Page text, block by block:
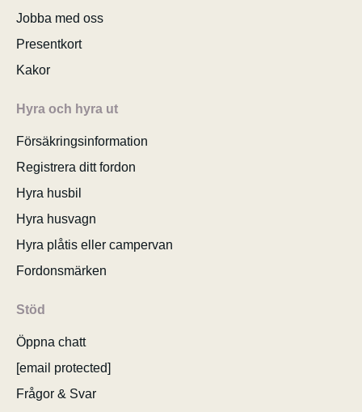
Jobba med oss
Presentkort
Kakor
Hyra och hyra ut
Försäkringsinformation
Registrera ditt fordon
Hyra husbil
Hyra husvagn
Hyra plåtis eller campervan
Fordonsmärken
Stöd
Öppna chatt
[email protected]
Frågor & Svar